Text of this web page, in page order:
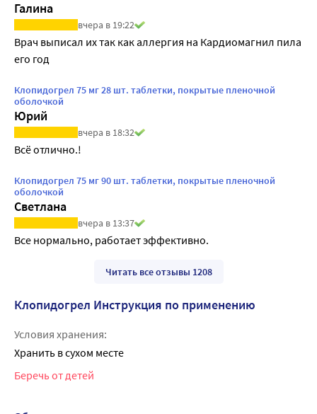
Галина
вчера в 19:22
Врач выписал их так как аллергия на Кардиомагнил пила
его год
Клопидогрел 75 мг 28 шт. таблетки, покрытые пленочной
оболочкой
Юрий
вчера в 18:32
Всё отлично.!
Клопидогрел 75 мг 90 шт. таблетки, покрытые пленочной
оболочкой
Светлана
вчера в 13:37
Все нормально, работает эффективно.
Читать все отзывы 1208
Клопидогрел Инструкция по применению
Условия хранения:
Хранить в сухом месте
Беречь от детей